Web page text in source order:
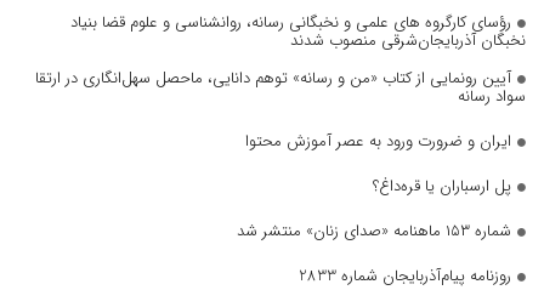
رؤسای کارگروه های علمی و نخبگانی رسانه، روانشناسی و علوم قضا بنیاد
نخبگان آذربایجان‌شرقی منصوب شدند
آیین رونمایی از کتاب «من و رسانه» توهم دانایی، ماحصل سهل‌انگاری در ارتقا
سواد رسانه
ایران و ضرورت ورود به عصر آموزش محتوا
پل ارسباران یا قره‌داغ؟
شماره ۱۵۳ ماهنامه «صدای زنان» منتشر شد
روزنامه پیام‌آذربایجان شماره 2833